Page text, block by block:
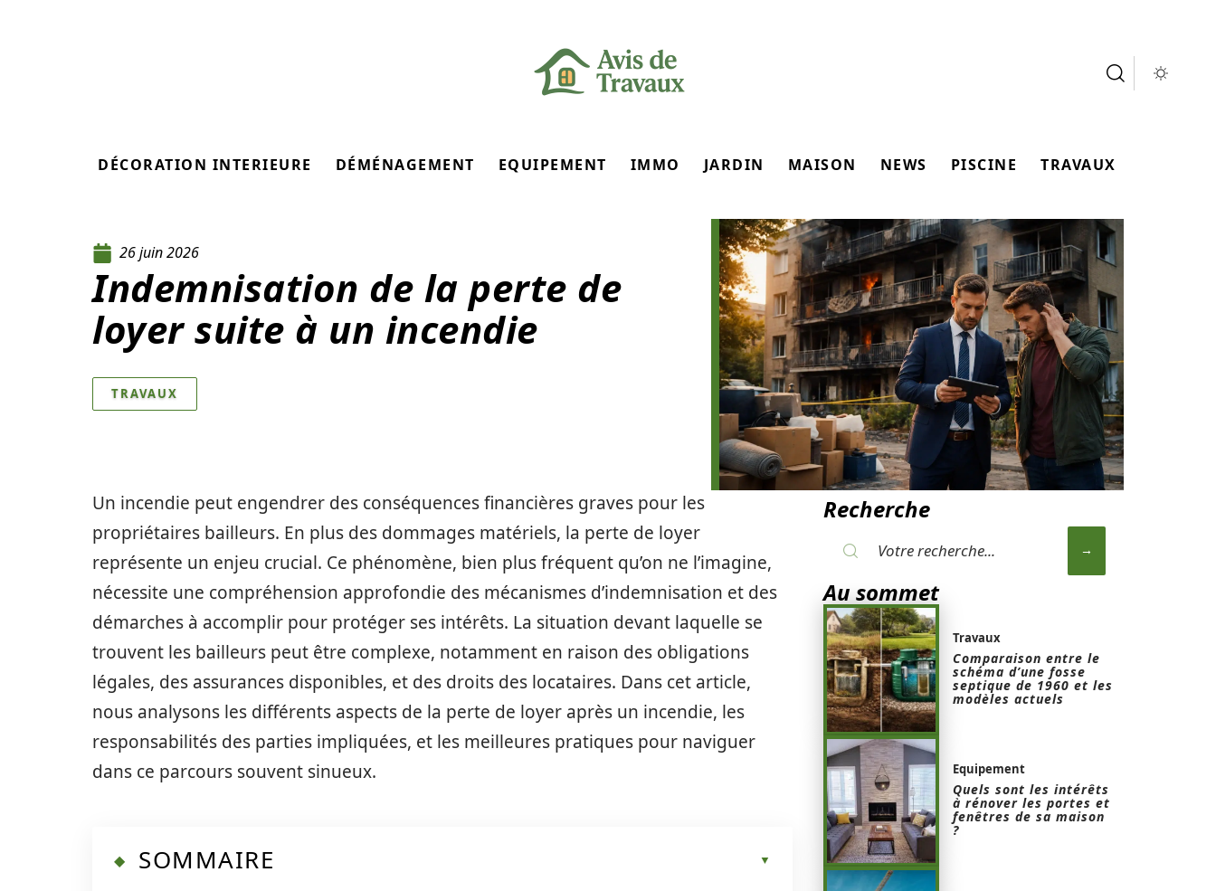
DÉCORATION INTERIEURE DÉMÉNAGEMENT EQUIPEMENT IMMO JARDIN MAISON NEWS PISCINE TRAVAUX
26 juin 2026
Indemnisation de la perte de
loyer suite à un incendie
TRAVAUX
Un incendie peut engendrer des conséquences financières graves pour les
propriétaires bailleurs. En plus des dommages matériels, la perte de loyer
représente un enjeu crucial. Ce phénomène, bien plus fréquent qu’on ne l’imagine,
nécessite une compréhension approfondie des mécanismes d’indemnisation et des
démarches à accomplir pour protéger ses intérêts. La situation devant laquelle se
trouvent les bailleurs peut être complexe, notamment en raison des obligations
légales, des assurances disponibles, et des droits des locataires. Dans cet article,
nous analysons les différents aspects de la perte de loyer après un incendie, les
responsabilités des parties impliquées, et les meilleures pratiques pour naviguer
dans ce parcours souvent sinueux.
SOMMAIRE
Recherche
Au sommet
Travaux
Comparaison entre le
schéma d’une fosse
septique de 1960 et les
modèles actuels
Equipement
Quels sont les intérêts
à rénover les portes et
fenêtres de sa maison
?